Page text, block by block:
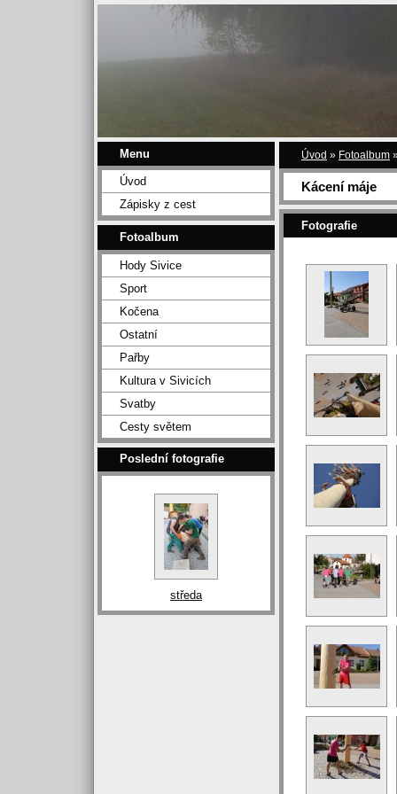
Menu
Úvod
Zápisky z cest
Fotoalbum
Hody Sivice
Sport
Kočena
Ostatní
Pařby
Kultura v Sivicích
Svatby
Cesty světem
Poslední fotografie
středa
Úvod » Fotoalbum
Kácení máje
Fotografie